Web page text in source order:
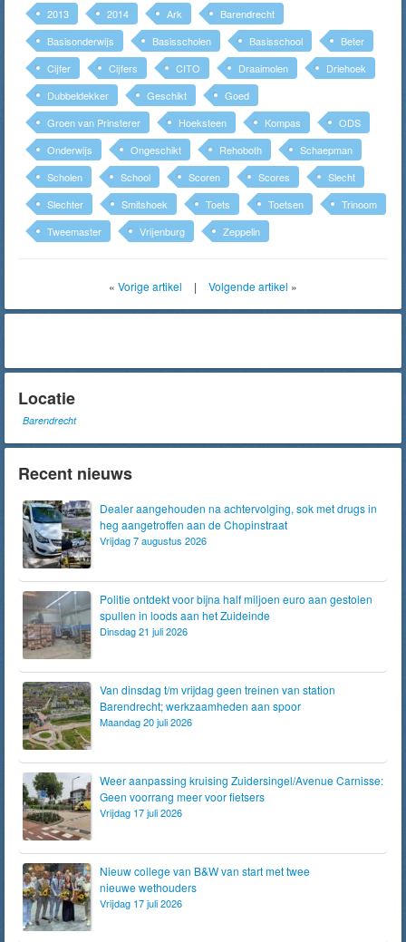
2013 2014 Ark
Barendrecht
Basisonderwijs
Basisscholen Basisschool
Beter
Cijfer
Cijfers CITO Draaimolen
Driehoek
Dubbeldekker
Geschikt
Goed
Groen van Prinsterer
Hoeksteen Kompas
ODS
Onderwijs
Ongeschikt Rehoboth
Schaepman
Scholen
School Scoren Scores
Slecht
Slechter
Smitshoek Toets Toetsen
Trinoom
Tweemaster
Vrijenburg Zeppelin
« Vorige artikel | Volgende artikel »
Locatie
Barendrecht
Recent nieuws
Dealer aangehouden na achtervolging, sok met drugs in
heg aangetroffen aan de Chopinstraat
Vrijdag 7 augustus 2026
Politie ontdekt voor bijna half miljoen euro aan gestolen
spullen in loods aan het Zuideinde
Dinsdag 21 juli 2026
Van dinsdag t/m vrijdag geen treinen van station
Barendrecht; werkzaamheden aan spoor
Maandag 20 juli 2026
Weer aanpassing kruising Zuidersingel/Avenue Carnisse:
Geen voorrang meer voor fietsers
Vrijdag 17 juli 2026
Nieuw college van B&W van start met twee
nieuwe wethouders
Vrijdag 17 juli 2026